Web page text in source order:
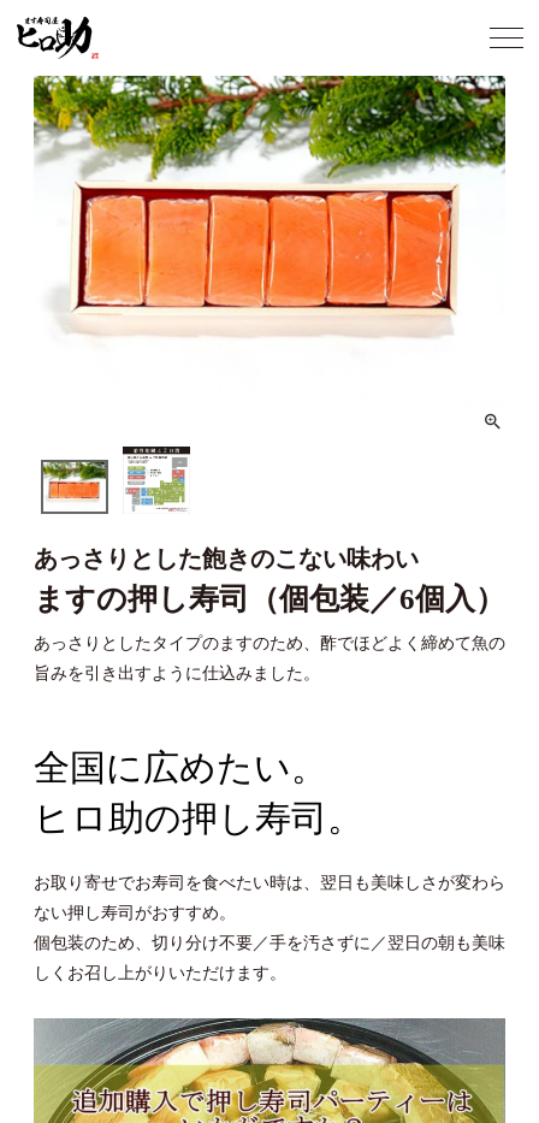
あっさりとした飽きのこない味わい
ますの押し寿司（個包装／6個入）
あっさりとしたタイプのますのため、酢でほどよく締めて魚の
旨みを引き出すように仕込みました。
全国に広めたい。
ヒロ助の押し寿司。
お取り寄せでお寿司を食べたい時は、翌日も美味しさが変わら
ない押し寿司がおすすめ。
個包装のため、切り分け不要／手を汚さずに／翌日の朝も美味
しくお召し上がりいただけます。